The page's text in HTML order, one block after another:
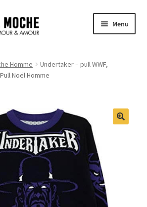
Menu
Homme
Undertaker – pull WWF,
Noël Homme